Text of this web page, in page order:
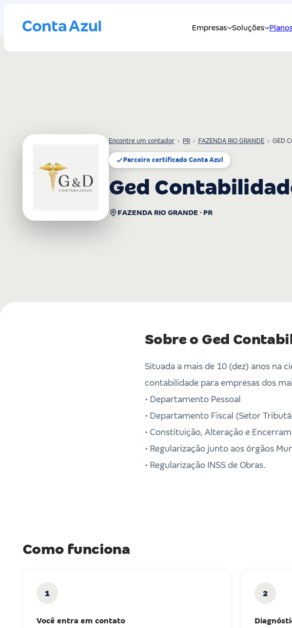
Encontre um contador › PR › FAZENDA RIO GRANDE › GED
Parceiro certificado Conta Azul
Ged
FAZENDA RIO GRANDE · PR
Sobre o Ged
Situada a mais de 10 (dez) anos na
contabilidade para empresas dos
• Departamento Pessoal
• Departamento Fiscal (Setor
• Constituição, Alteração e
• Regularização junto aos órgãos
• Regularização INSS de Obras.
Como funciona
1
Você entra em contato
2